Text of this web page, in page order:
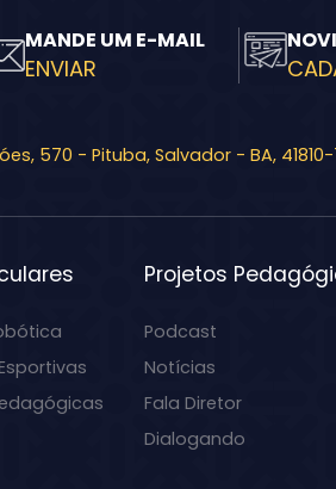
MANDE UM E-MAIL
ENVIAR
570 - Pituba, Salvador - BA,
Projetos
Podcast
Notícias
Fala Diretor
Dialogando